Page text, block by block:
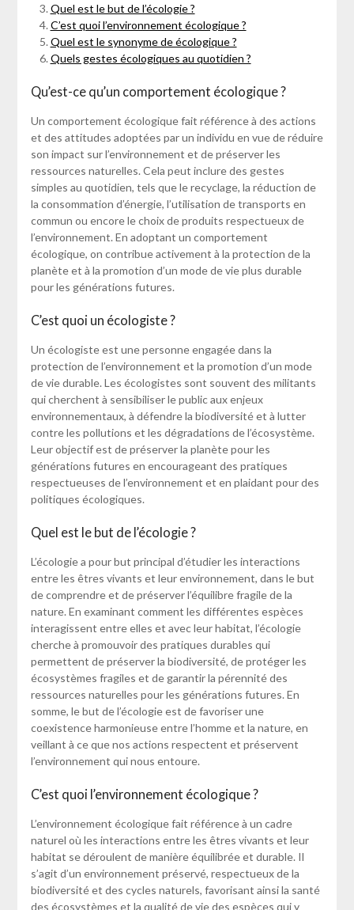
Quel est le but de l’écologie ?
C’est quoi l’environnement écologique ?
Quel est le synonyme de écologique ?
Quels gestes écologiques au quotidien ?
Qu’est-ce qu’un comportement écologique ?
Un comportement écologique fait référence à des actions
et des attitudes adoptées par un individu en vue de réduire
son impact sur l’environnement et de préserver les
ressources naturelles. Cela peut inclure des gestes
simples au quotidien, tels que le recyclage, la réduction de
la consommation d’énergie, l’utilisation de transports en
commun ou encore le choix de produits respectueux de
l’environnement. En adoptant un comportement
écologique, on contribue activement à la protection de la
planète et à la promotion d’un mode de vie plus durable
pour les générations futures.
C’est quoi un écologiste ?
Un écologiste est une personne engagée dans la
protection de l’environnement et la promotion d’un mode
de vie durable. Les écologistes sont souvent des militants
qui cherchent à sensibiliser le public aux enjeux
environnementaux, à défendre la biodiversité et à lutter
contre les pollutions et les dégradations de l’écosystème.
Leur objectif est de préserver la planète pour les
générations futures en encourageant des pratiques
respectueuses de l’environnement et en plaidant pour des
politiques écologiques.
Quel est le but de l’écologie ?
L’écologie a pour but principal d’étudier les interactions
entre les êtres vivants et leur environnement, dans le but
de comprendre et de préserver l’équilibre fragile de la
nature. En examinant comment les différentes espèces
interagissent entre elles et avec leur habitat, l’écologie
cherche à promouvoir des pratiques durables qui
permettent de préserver la biodiversité, de protéger les
écosystèmes fragiles et de garantir la pérennité des
ressources naturelles pour les générations futures. En
somme, le but de l’écologie est de favoriser une
coexistence harmonieuse entre l’homme et la nature, en
veillant à ce que nos actions respectent et préservent
l’environnement qui nous entoure.
C’est quoi l’environnement écologique ?
L’environnement écologique fait référence à un cadre
naturel où les interactions entre les êtres vivants et leur
habitat se déroulent de manière équilibrée et durable. Il
s’agit d’un environnement préservé, respectueux de la
biodiversité et des cycles naturels, favorisant ainsi la santé
des écosystèmes et la qualité de vie des espèces qui y